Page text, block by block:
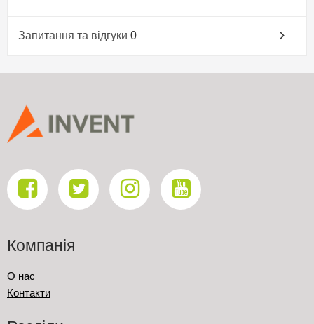
Запитання та відгуки 0
Компанія
О нас
Контакти